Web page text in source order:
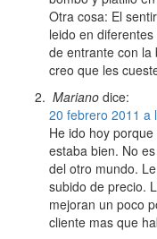
Otra cosa: El
leido en
de entrante con la
creo que les
Mariano dice:
20 febrero 2011 a
He ido hoy
estaba bien. No
del otro mundo.
subido de precio.
mejoran un poco
cliente mas que